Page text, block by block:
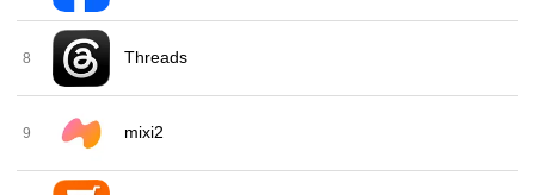
8 Threads
9 mixi2